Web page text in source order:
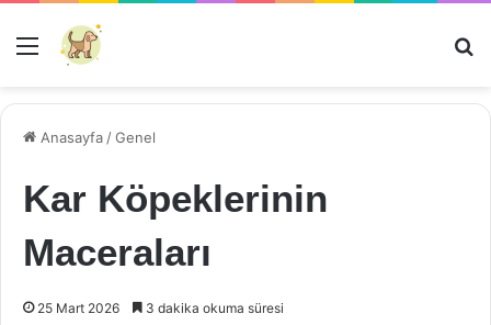
Menü
Anasayfa /Genel
Kar Köpeklerinin
Maceraları
25 Mart 2026 3 dakika okuma süresi